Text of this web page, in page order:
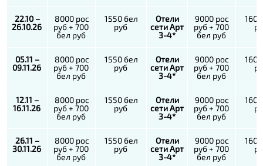
22.10 –
26.10.26
8000 рос
руб + 700
бел руб
1550 бел
руб
Отели
сети Арт
3-4*
9000 рос
руб + 700
бел руб
05.11 –
09.11.26
8000 рос
руб + 700
бел руб
1550 бел
руб
Отели
сети Арт
3-4*
9000 рос
руб + 700
бел руб
12.11 –
16.11.26
8000 рос
руб + 700
бел руб
1550 бел
руб
Отели
сети Арт
3-4*
9000 рос
руб + 700
бел руб
26.11 –
30.11.26
8000 рос
руб + 700
бел руб
1550 бел
руб
Отели
сети Арт
3-4*
9000 рос
руб + 700
бел руб